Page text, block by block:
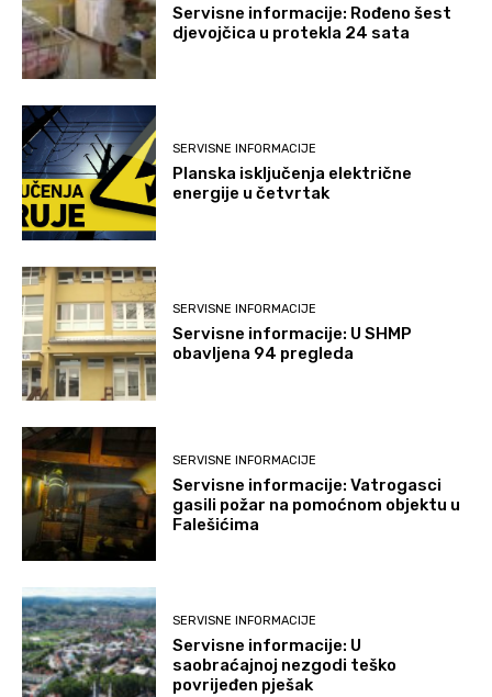
Servisne informacije: Rođeno šest
djevojčica u protekla 24 sata
SERVISNE INFORMACIJE
Planska isključenja električne
energije u četvrtak
SERVISNE INFORMACIJE
Servisne informacije: U SHMP
obavljena 94 pregleda
SERVISNE INFORMACIJE
Servisne informacije: Vatrogasci
gasili požar na pomoćnom objektu u
Falešićima
SERVISNE INFORMACIJE
Servisne informacije: U
saobraćajnoj nezgodi teško
povrijeđen pješak